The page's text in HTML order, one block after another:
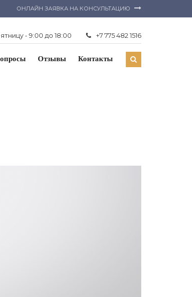
ОНЛАЙН ЗАЯВКА НА КОНСУЛЬТАЦИЮ
- 9:00 до 18:00 +7 775 482 1516
Отзывы Контакты